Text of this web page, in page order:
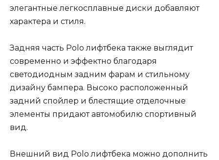
элегантные легкосплавные диски добавляют
характера и стиля.
Задняя часть Polo лифтбека также выглядит
современно и эффектно благодаря
светодиодным задним фарам и стильному
дизайну бампера. Высоко расположенный
задний спойлер и блестящие отделочные
элементы придают автомобилю спортивный
вид.
Внешний вид Polo лифтбека можно дополнить